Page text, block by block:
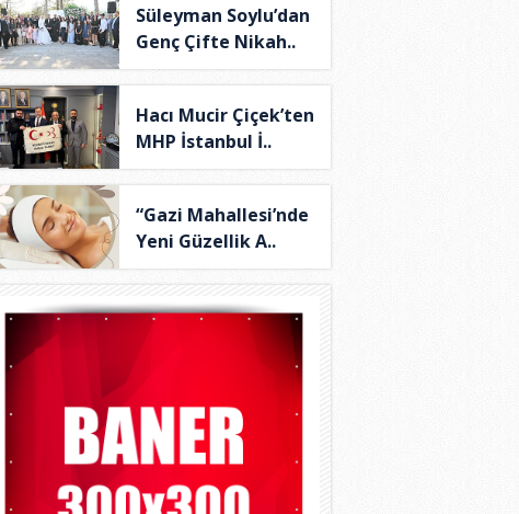
Süleyman Soylu’dan
Genç Çifte Nikah..
Hacı Mucir Çiçek’ten
MHP İstanbul İ..
“Gazi Mahallesi’nde
Yeni Güzellik A..